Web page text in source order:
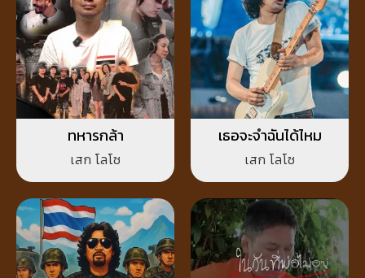
ทหารกล้า
เสก โลโซ
เธอจะจำฉันได้ไหม
เสก โลโซ